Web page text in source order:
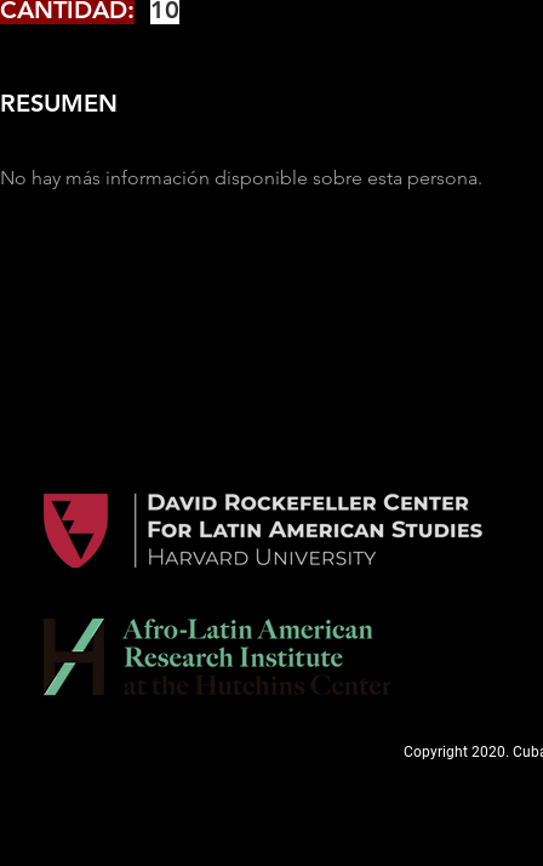
CANTIDAD: 10
RESUMEN
No hay más información disponible sobre esta persona.
Copyright 2020.